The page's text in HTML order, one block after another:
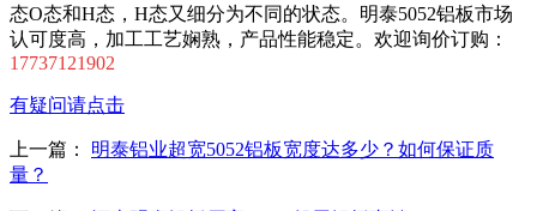
态O态和H态，H态又细分为不同的状态。明泰5052铝板市场
认可度高，加工工艺娴熟，产品性能稳定。欢迎询价订购：
17737121902
有疑问请点击
上一篇： 明泰铝业超宽5052铝板宽度达多少？如何保证质
量？